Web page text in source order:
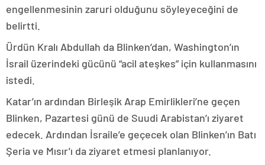
engellenmesinin zaruri olduğunu söyleyeceğini de
belirtti.
Ürdün Kralı Abdullah da Blinken’dan, Washington’ın
İsrail üzerindeki gücünü “acil ateşkes” için kullanmasını
istedi.
Katar’ın ardından Birleşik Arap Emirlikleri’ne geçen
Blinken, Pazartesi günü de Suudi Arabistan’ı ziyaret
edecek. Ardından İsraile’e geçecek olan Blinken’ın Batı
Şeria ve Mısır’ı da ziyaret etmesi planlanıyor.